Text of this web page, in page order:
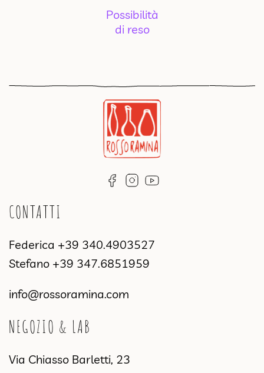
Possibilità
di reso
CONTATTI
Federica +39 340.4903527
Stefano +39 347.6851959
info@rossoramina.com
NEGOZIO & LAB
Via Chiasso Barletti, 23